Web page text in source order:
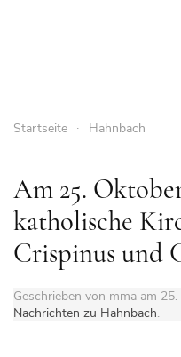
Startseite Hahnbach
Am 25.
katholische
Crispinus und
Geschrieben von mma am
Nachrichten zu Hahnbach.